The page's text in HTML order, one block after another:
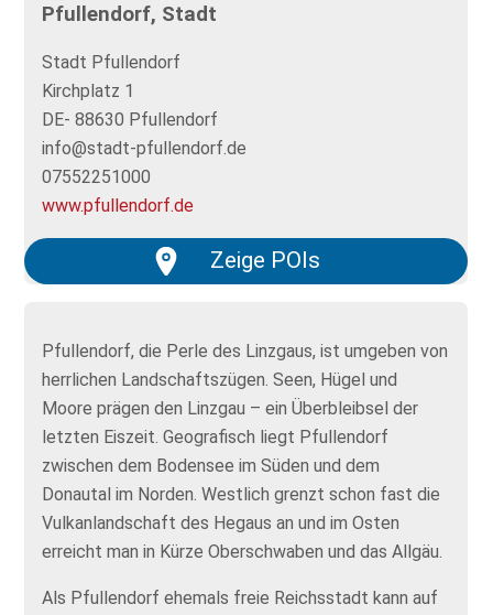
Pfullendorf, Stadt
Stadt Pfullendorf
Kirchplatz 1
DE- 88630 Pfullendorf
info@stadt-pfullendorf.de
07552251000
www.pfullendorf.de
Zeige POIs
Pfullendorf, die Perle des Linzgaus, ist umgeben von
herrlichen Landschaftszügen. Seen, Hügel und
Moore prägen den Linzgau – ein Überbleibsel der
letzten Eiszeit. Geografisch liegt Pfullendorf
zwischen dem Bodensee im Süden und dem
Donautal im Norden. Westlich grenzt schon fast die
Vulkanlandschaft des Hegaus an und im Osten
erreicht man in Kürze Oberschwaben und das Allgäu.
Als Pfullendorf ehemals freie Reichsstadt kann auf